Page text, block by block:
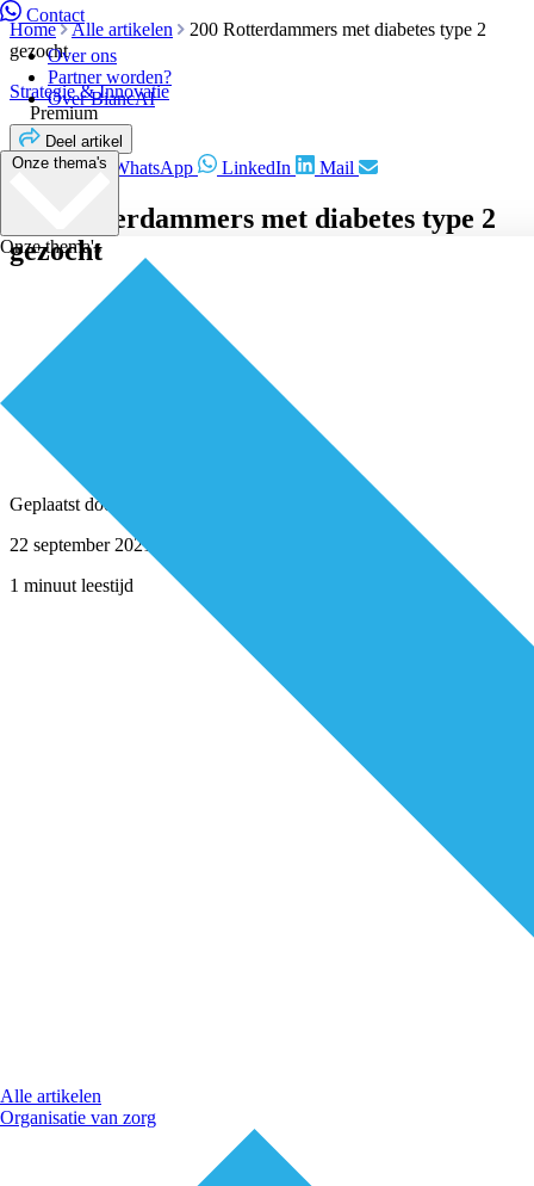
Contact
Over ons
Partner worden?
Over BiancAI
Onze thema's
Onze thema's
Alle artikelen
Organisatie van zorg
Home Alle artikelen
200 Rotterdammers met diabetes type 2
gezocht
Strategie & Innovatie
Premium
Deel artikel
Facebook WhatsApp LinkedIn Mail
200 Rotterdammers met diabetes type 2
gezocht
Geplaatst door
22 september 2021
1 minuut leestijd